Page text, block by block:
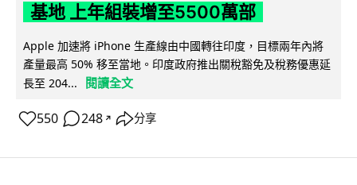
基地 上年組裝增至5500萬部
Apple 加速將 iPhone 生產線由中國轉往印度，目標兩年內將
產量最高 50% 移至當地。印度政府推出關稅豁免及稅務優惠延
長至 204...
閱讀全文
550 248 ↗ 分享